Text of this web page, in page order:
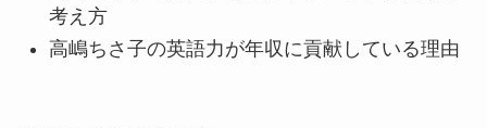
考え方
高嶋ちさ子の英語力が年収に貢献している理由